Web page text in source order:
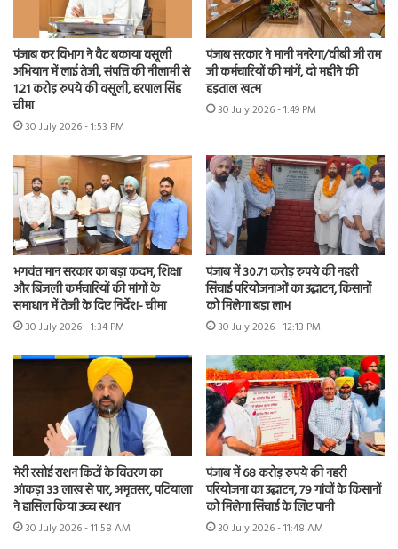
पंजाब कर विभाग ने वैट बकाया वसूली
अभियान में लाई तेजी, संपत्ति की नीलामी से
1.21 करोड़ रुपये की वसूली, हरपाल सिंह
चीमा
30 July 2026 - 1:53 PM
पंजाब सरकार ने मानी मनरेगा/वीबी जी राम
जी कर्मचारियों की मांगें, दो महीने की
हड़ताल खत्म
30 July 2026 - 1:49 PM
भगवंत मान सरकार का बड़ा कदम, शिक्षा
और बिजली कर्मचारियों की मांगों के
समाधान में तेजी के दिए निर्देश- चीमा
30 July 2026 - 1:34 PM
पंजाब में 30.71 करोड़ रुपये की नहरी
सिंचाई परियोजनाओं का उद्घाटन, किसानों
को मिलेगा बड़ा लाभ
30 July 2026 - 12:13 PM
मेरी रसोई राशन किटों के वितरण का
आंकड़ा 33 लाख से पार, अमृतसर, पटियाला
ने हासिल किया उच्च स्थान
30 July 2026 - 11:58 AM
पंजाब में 68 करोड़ रुपये की नहरी
परियोजना का उद्घाटन, 79 गांवों के किसानों
को मिलेगा सिंचाई के लिए पानी
30 July 2026 - 11:48 AM